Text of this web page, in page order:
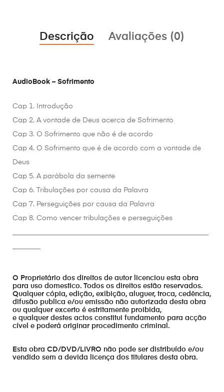
Descrição Avaliações (0)
AudioBook – Sofrimento
Cap 1. Introdução
Cap 2. A vontade de Deus acerca de Sofrimento
Cap 3. O Sofrimento que não é de acordo
Cap 4. O Sofrimento que é de acordo com a vontade de
Deus
Cap 5. A parábola da semente
Cap 6. Tribulações por causa da Palavra
Cap 7. Perseguições por causa da Palavra
Cap 8. Como vencer tribulações e perseguições
O Proprietário dos direitos de autor licenciou esta obra
para uso domestico. Todos os direitos estão reservados.
Qualquer cópia, edição, exibição, aluguer, troca, cedência,
difusão publica e/ou emissão não autorizada desta obra
ou qualquer excerto é estritamente proibida,
e qualquer destes actos constitui fundamento para acção
cível e poderá originar procedimento criminal.
Esta obra CD/DVD/LIVRO não pode ser distribuído e/ou
vendido sem a devida licença dos titulares desta obra.